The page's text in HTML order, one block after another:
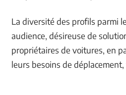
La diversité des profils parmi
audience, désireuse de
propriétaires de voitures, en
leurs besoins de